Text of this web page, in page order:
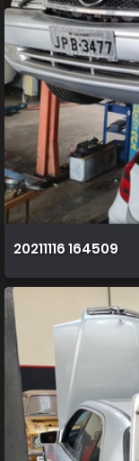
20211116 164509